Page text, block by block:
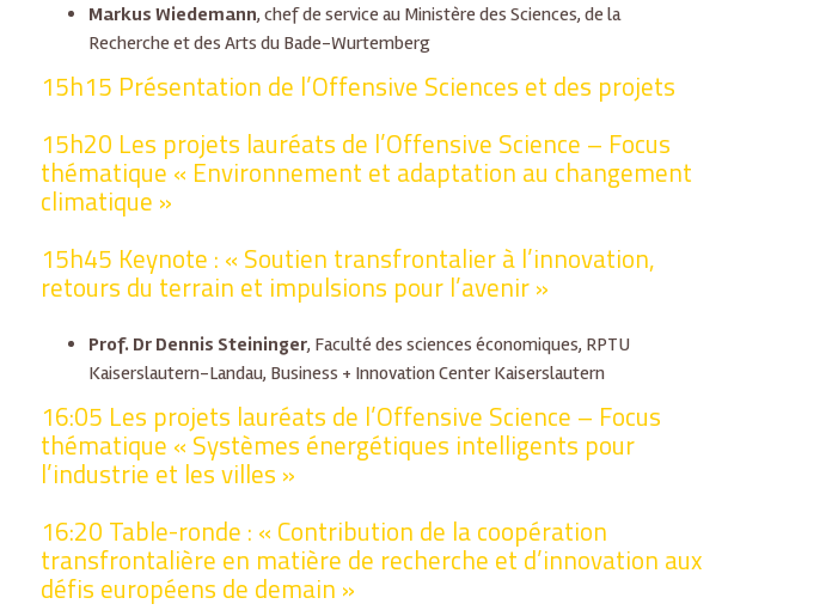
Markus Wiedemann, chef de service au Ministère des Sciences, de la
Recherche et des Arts du Bade-Wurtemberg
15h15 Présentation de l’Offensive Sciences et des projets
15h20 Les projets lauréats de l’Offensive Science – Focus
thématique « Environnement et adaptation au changement
climatique »
15h45 Keynote : « Soutien transfrontalier à l’innovation,
retours du terrain et impulsions pour l’avenir »
Prof. Dr Dennis Steininger, Faculté des sciences économiques, RPTU
Kaiserslautern-Landau, Business + Innovation Center Kaiserslautern
16:05 Les projets lauréats de l’Offensive Science – Focus
thématique « Systèmes énergétiques intelligents pour
l’industrie et les villes »
16:20 Table-ronde : « Contribution de la coopération
transfrontalière en matière de recherche et d’innovation aux
défis européens de demain »